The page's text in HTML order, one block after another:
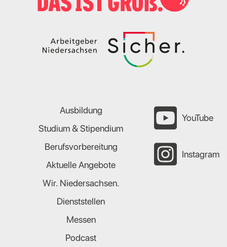
Ausbildung
Studium & Stipendium
Berufsvorbereitung
Aktuelle Angebote
Wir. Niedersachsen.
Dienststellen
Messen
Podcast
YouTube
Instagram